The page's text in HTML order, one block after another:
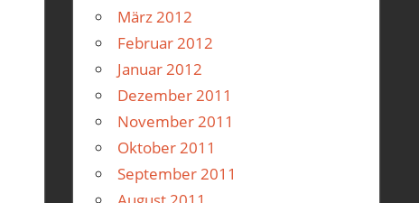
März 2012
Februar 2012
Januar 2012
Dezember 2011
November 2011
Oktober 2011
September 2011